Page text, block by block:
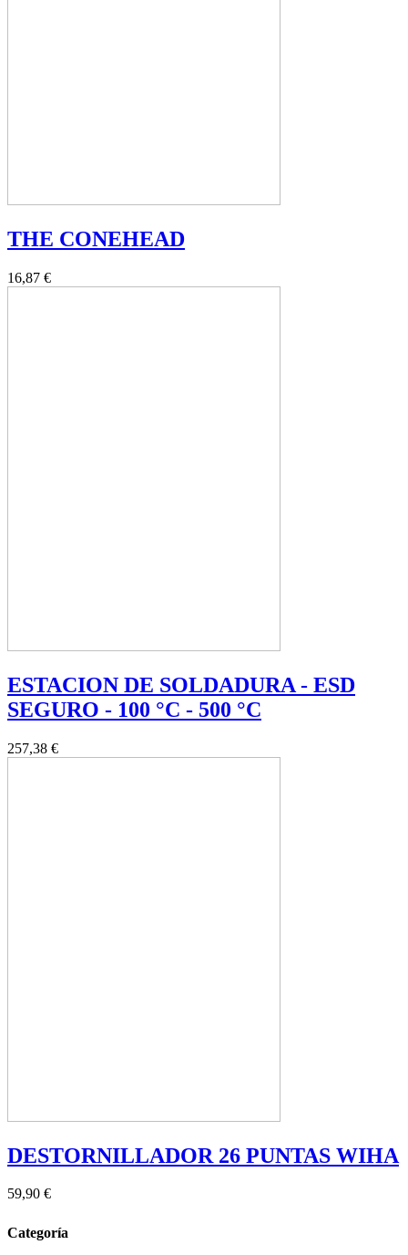
THE CONEHEAD
16,87 €
ESTACION DE SOLDADURA - ESD
SEGURO - 100 °C - 500 °C
257,38 €
DESTORNILLADOR 26 PUNTAS WIHA
59,90 €
Categoría